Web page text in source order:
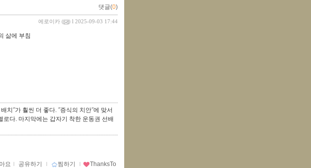
댓글(0)
에로이카 ( ) l 2025-09-03 17:44
삶에 부침
치˝가 훨씬 더 좋다. ˝증식의 치안˝에 맞서
로다. 마지막에는 갑자기 착한 운동권 선배
요 ｌ 공유하기 ｌ 찜하기 ｌ ThanksTo